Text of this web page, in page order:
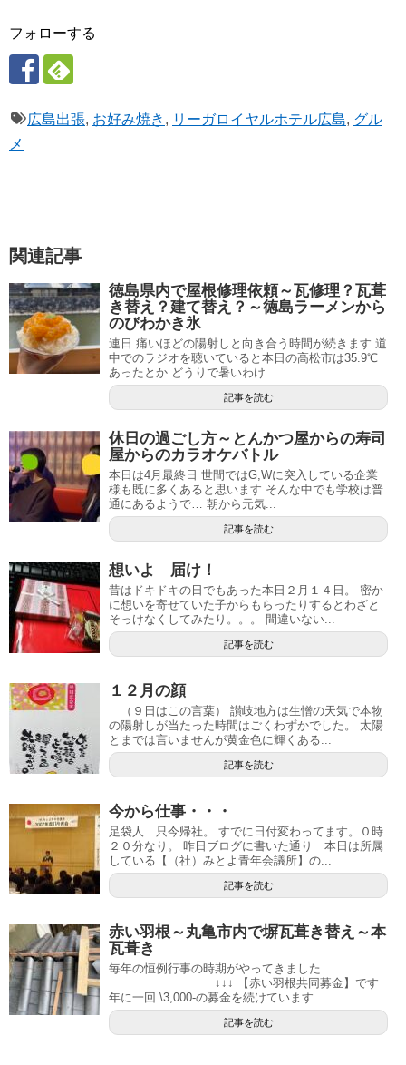
フォローする
広島出張, お好み焼き , リーガロイヤルホテル広島, グル
メ
関連記事
徳島県内で屋根修理依頼～瓦修理？瓦葺
き替え？建て替え？～徳島ラーメンから
のびわかき氷
連日 痛いほどの陽射しと向き合う時間が続きます 道
中でのラジオを聴いていると本日の高松市は35.9℃
あったとか どうりで暑いわけ...
記事を読む
休日の過ごし方～とんかつ屋からの寿司
屋からのカラオケバトル
本日は4月最終日 世間ではG,Wに突入している企業
様も既に多くあると思います そんな中でも学校は普
通にあるようで… 朝から元気...
記事を読む
想いよ 届け！
昔はドキドキの日でもあった本日２月１４日。 密か
に想いを寄せていた子からもらったりするとわざと
そっけなくしてみたり。。。 間違いない...
記事を読む
１２月の顔
（９日はこの言葉） 讃岐地方は生憎の天気で本物
の陽射しが当たった時間はごくわずかでした。 太陽
とまでは言いませんが黄金色に輝くある...
記事を読む
今から仕事・・・
足袋人 只今帰社。 すでに日付変わってます。０時
２０分なり。 昨日ブログに書いた通り 本日は所属
している【（社）みとよ青年会議所】の...
記事を読む
赤い羽根～丸亀市内で塀瓦葺き替え～本
瓦葺き
毎年の恒例行事の時期がやってきました
↓↓↓ 【赤い羽根共同募金】です
年に一回 \3,000-の募金を続けています...
記事を読む